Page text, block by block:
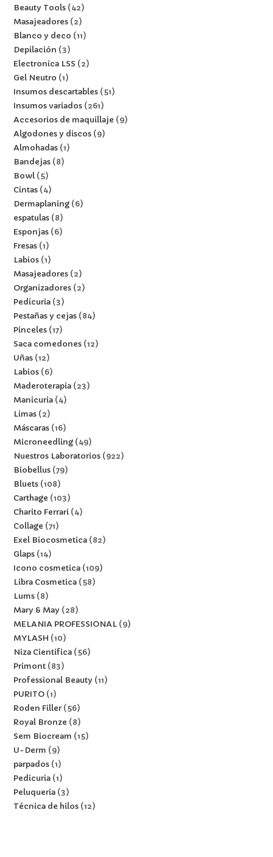
Beauty Tools 42
Masajeadores 2
Blanco y deco
11
Depilación
3
Electronica LSS
2
Gel Neutro
1
Insumos descartables 51
Insumos variados 261
Accesorios de maquillaje
9
Algodones y discos 9
Almohadas 1
Bandejas 8
Bowl 5
Cintas 4
Dermaplaning 6
espatulas 8
Esponjas 6
Fresas 1
Labios 1
Masajeadores 2
Organizadores 2
Pedicuria 3
Pestañas y cejas 84
Pinceles 17
Saca comedones 12
Uñas 12
Labios 6
Maderoterapia 23
Manicuria 4
Limas 2
Máscaras 16
Microneedling 49
Nuestros Laboratorios 922
Biobellus 79
Bluets 108
Carthage
103
Charito Ferrari 4
Collage
71
Exel Biocosmetica 82
Glaps 14
Icono cosmetica 109
Libra Cosmetica 58
Lums 8
Mary & May
28
MELANIA PROFESSIONAL 9
MYLASH
10
Niza Cientifica 56
Primont 83
Professional Beauty
11
PURITO 1
Roden Filler 56
Royal Bronze
8
Sem Biocream
15
U-Derm
9
parpados 1
Pedicuria 1
Peluqueria 3
Técnica de hilos 12